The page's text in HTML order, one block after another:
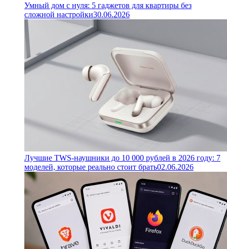
Умный дом с нуля: 5 гаджетов для квартиры без
сложной настройки30.06.2026
Лучшие TWS-наушники до 10 000 рублей в 2026 году: 7
моделей, которые реально стоит брать02.06.2026